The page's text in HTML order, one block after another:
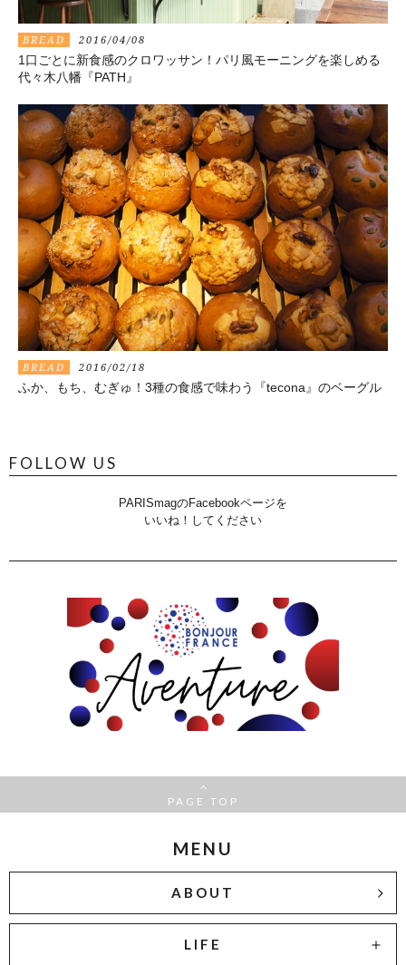
BREAD 2016/04/08
1口ごとに新食感のクロワッサン！パリ風モーニングを楽しめる
代々木八幡『PATH』
BREAD 2016/02/18
ふか、もち、むぎゅ！3種の食感で味わう『tecona』のベーグル
FOLLOW US
PARISmagのFacebookページを
いいね！してください
PAGE TOP
MENU
ABOUT
LIFE